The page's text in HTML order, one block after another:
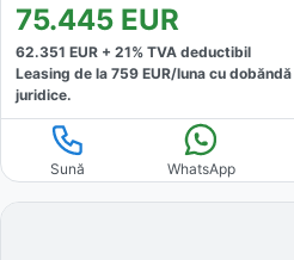
75.445 EUR
62.351 EUR + 21% TVA deductibil
Leasing de la 759 EUR/luna cu dobăndă
juridice.
Sună WhatsApp